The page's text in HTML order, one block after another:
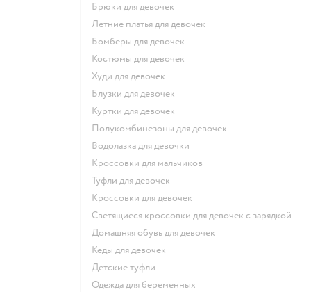
Брюки для девочек
Летние платья для девочек
Бомберы для девочек
Костюмы для девочек
Худи для девочек
Блузки для девочек
Куртки для девочек
Полукомбинезоны для девочек
Водолазка для девочки
Кроссовки для мальчиков
Туфли для девочек
Кроссовки для девочек
Светящиеся кроссовки для девочек с зарядкой
Домашняя обувь для девочек
Кеды для девочек
Детские туфли
Одежда для беременных